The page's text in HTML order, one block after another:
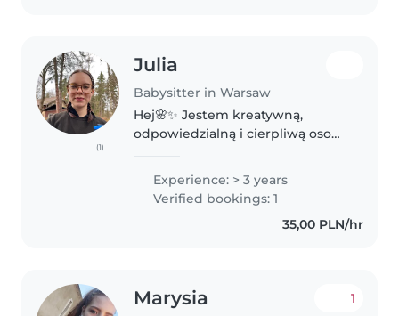
(1)
Julia
Babysitter in Warsaw
Hej🌸✨ Jestem kreatywną,
odpowiedzialną i cierpliwą osobą
Przez 3 lata opiekowałam się
trójką dzieci w wieku 5, 2 i 1 roku.
Obecnie studiuję na uczelni..
Experience: > 3 years
Verified bookings: 1
35,00 PLN/hr
Marysia 1